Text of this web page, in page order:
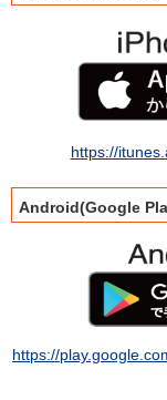
https://
Android(Google
https://